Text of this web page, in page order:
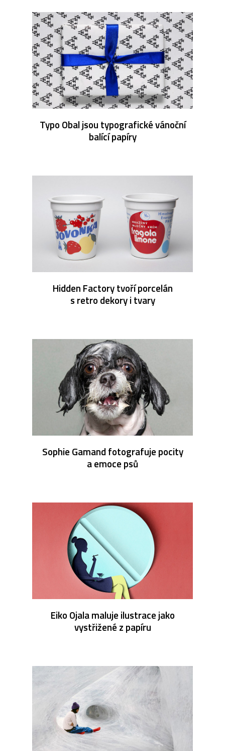
Typo Obal jsou typografické vánoční
balící papíry
Hidden Factory tvoří porcelán
s retro dekory i tvary
Sophie Gamand fotografuje pocity
a emoce psů
Eiko Ojala maluje ilustrace jako
vystřižené z papíru